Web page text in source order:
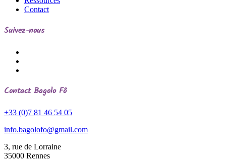
Contact
Suivez-nous
Contact Bagolo Fô
+33 (0)7 81 46 54 05
info.bagolofo@gmail.com
3, rue de Lorraine
35000 Rennes